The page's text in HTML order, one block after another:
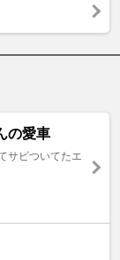
の愛車
サビついてたエ